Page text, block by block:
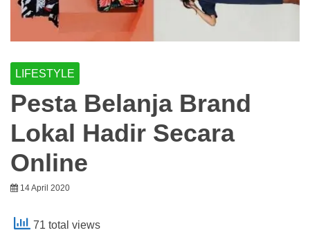
LIFESTYLE
Pesta Belanja Brand
Lokal Hadir Secara
Online
14 April 2020
71 total views